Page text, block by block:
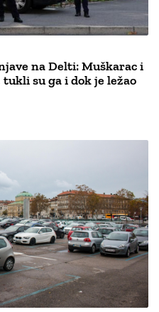
na Delti: Muškarac i
su ga i dok je ležao